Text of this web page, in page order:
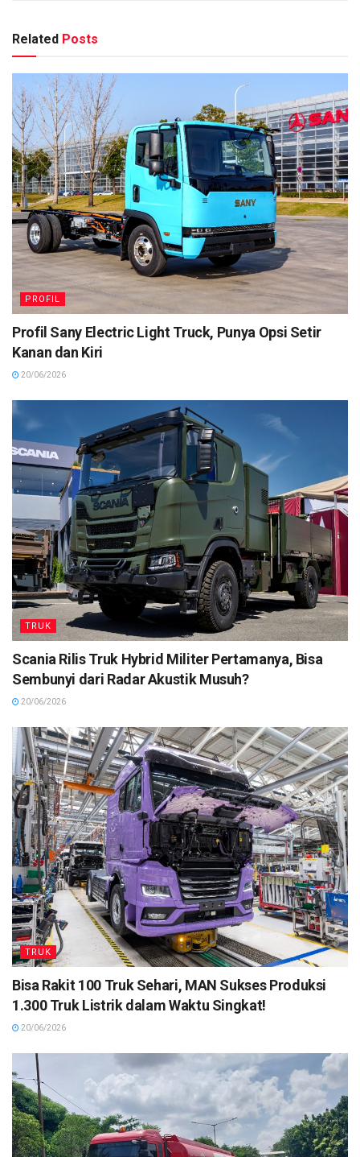
Related Posts
PROFIL
Profil Sany Electric Light Truck, Punya Opsi Setir
Kanan dan Kiri
20/06/2026
TRUK
Scania Rilis Truk Hybrid Militer Pertamanya, Bisa
Sembunyi dari Radar Akustik Musuh?
20/06/2026
TRUK
Bisa Rakit 100 Truk Sehari, MAN Sukses Produksi
1.300 Truk Listrik dalam Waktu Singkat!
20/06/2026